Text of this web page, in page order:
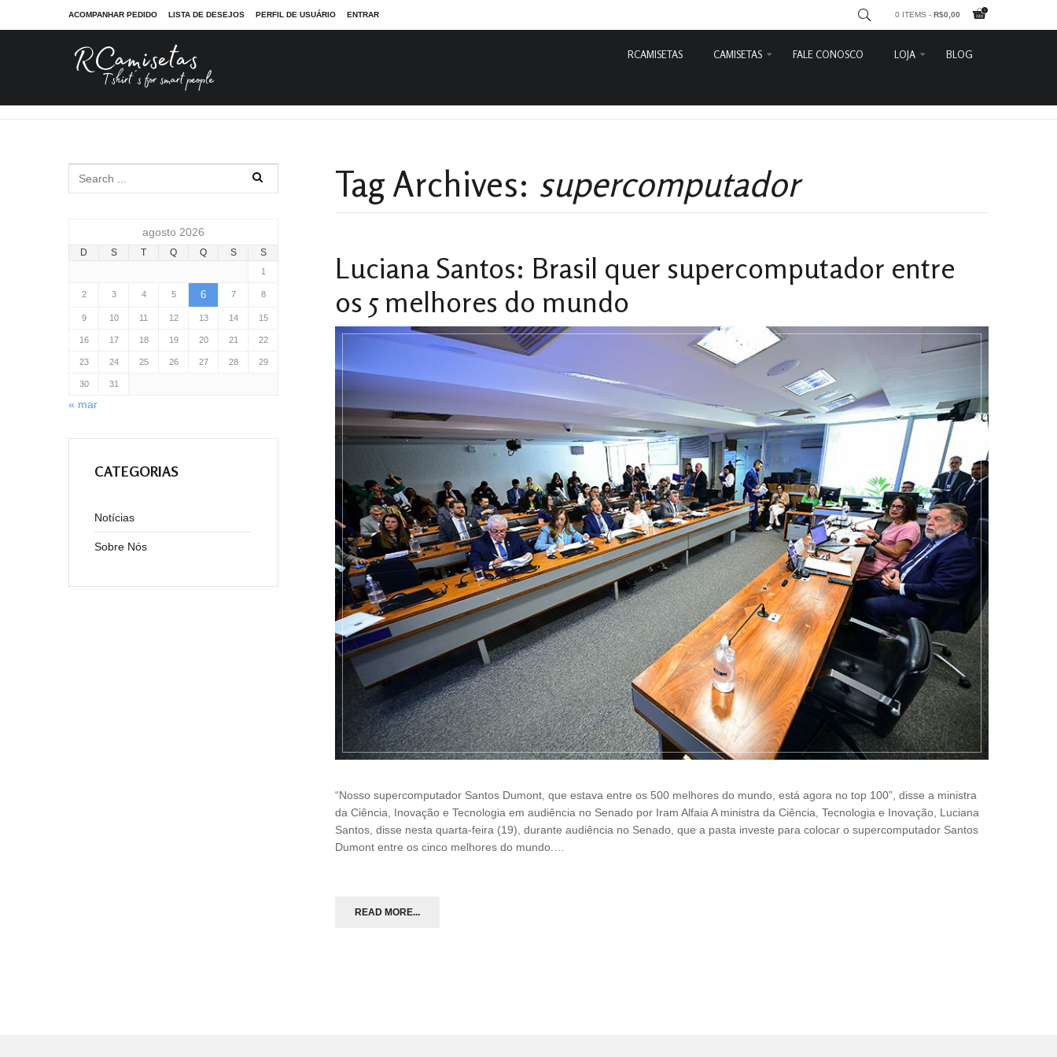
ACOMPANHAR PEDIDO LISTA DE DESEJOS PERFIL DE USUÁRIO ENTRAR 0 ITEMS - R$0,00
RCAMISETAS CAMISETAS
Lênin
Lute Como
Divertidas
Marighella
Heróis do Araguaia
FALE CONOSCO LOJA
Carrinho
BLOG
Tag Archives: supercomputador
Luciana Santos: Brasil quer supercomputador entre
os 5 melhores do mundo
“Nosso supercomputador Santos Dumont, que estava entre os 500 melhores do mundo, está agora no top 100”, disse a ministra
da Ciência, Inovação e Tecnologia em audiência no Senado por Iram Alfaia A ministra da Ciência, Tecnologia e Inovação, Luciana
Santos, disse nesta quarta-feira (19), durante audiência no Senado, que a pasta investe para colocar o supercomputador Santos
Dumont entre os cinco melhores do mundo.…
READ MORE...
agosto 2026
D S T Q Q S S
1
2 3 4 5 6 7 8
9 10 11 12 13 14 15
16 17 18 19 20 21 22
23 24 25 26 27 28 29
30 31
« mar
CATEGORIAS
Notícias
Sobre Nós